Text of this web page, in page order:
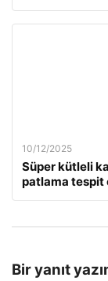
10/12/2025
Süper kütleli
patlama tespit
Bir yanıt